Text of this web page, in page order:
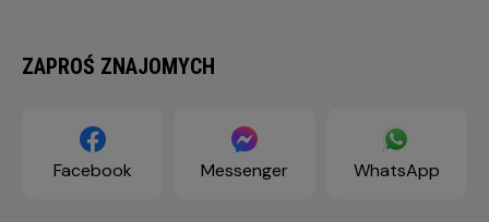
ZAPROŚ ZNAJOMYCH
Facebook Messenger WhatsApp